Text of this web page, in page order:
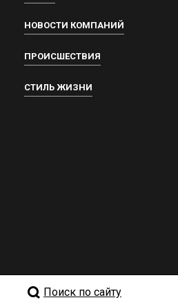
НОВОСТИ КОМПАНИЙ
ПРОИСШЕСТВИЯ
СТИЛЬ ЖИЗНИ
Поиск по сайту